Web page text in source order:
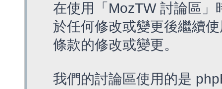
在使用「MozTW 討論區
於任何修改或變更後繼續
條款的修改或變更。
我們的討論區使用的是